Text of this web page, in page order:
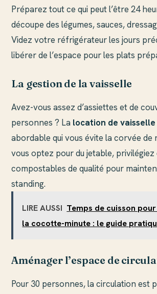
Préparez tout ce qui peut l’être 24
découpe des légumes, sauces,
Videz votre réfrigérateur les jours
libérer de l’espace pour les plats
La gestion de la vaisselle
Avez-vous assez d’assiettes et de
personnes ? La location de vaisselle
abordable qui vous évite la corvée de
vous optez pour du jetable, privilégiez
compostables de qualité pour
standing.
LIRE AUSSI Temps de cuisson
la cocotte-minute : le guide
Aménager l’espace de
Pour 30 personnes, la circulation est